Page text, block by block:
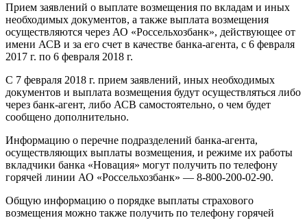
Прием заявлений о выплате возмещения по вкладам и иных
необходимых документов, а также выплата возмещения
осуществляются через АО «Россельхозбанк», действующее от
имени АСВ и за его счет в качестве банка-агента, с 6 февраля
2017 г. по 6 февраля 2018 г.
C 7 февраля 2018 г. прием заявлений, иных необходимых
документов и выплата возмещения будут осуществляться либо
через банк-агент, либо АСВ самостоятельно, о чем будет
сообщено дополнительно.
Информацию о перечне подразделений банка-агента,
осуществляющих выплаты возмещения, и режиме их работы
вкладчики банка «Новация» могут получить по телефону
горячей линии АО «Россельхозбанк» — 8-800-200-02-90.
Общую информацию о порядке выплаты страхового
возмещения можно также получить по телефону горячей